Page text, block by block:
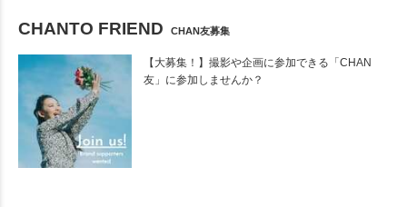
CHANTO FRIEND CHAN友募集
【大募集！】撮影や企画に参加できる「CHAN
友」に参加しませんか？